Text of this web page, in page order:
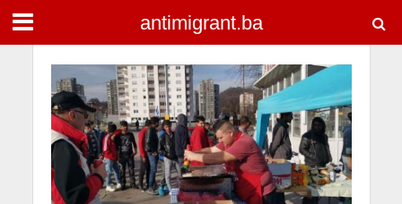
antimigrant.ba